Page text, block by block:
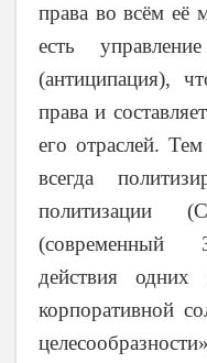
права во всём её
есть
(антиципация),
права и
его отраслей.
всегда
политизации
(современный
действия
корпоративной